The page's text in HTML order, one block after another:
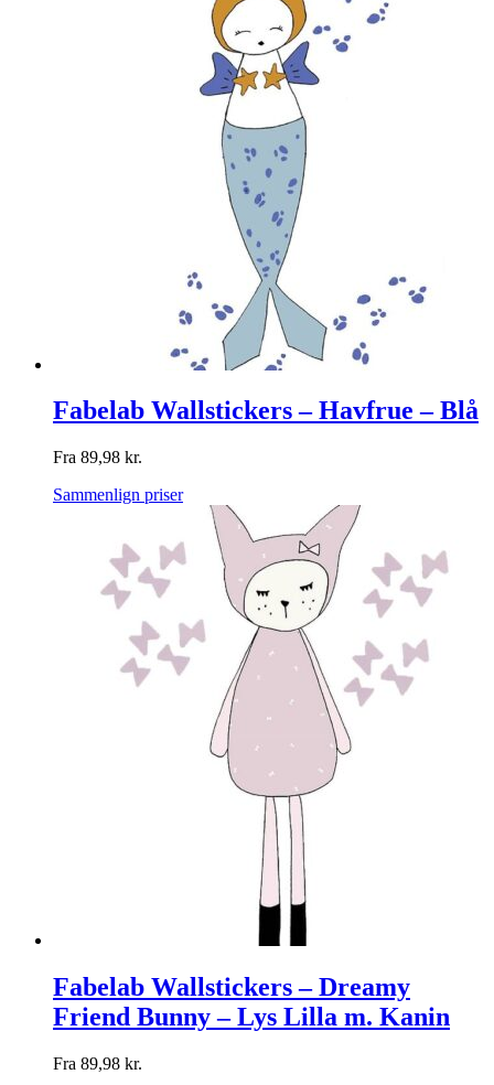
Fabelab Wallstickers – Havfrue – Blå
Fra 89,98 kr.
Sammenlign priser
Fabelab Wallstickers – Dreamy
Friend Bunny – Lys Lilla m. Kanin
Fra 89,98 kr.